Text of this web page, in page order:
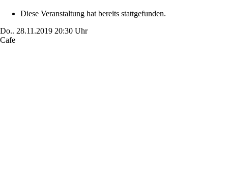
Diese Veranstaltung hat bereits stattgefunden.
Do.. 28.11.2019 20:30 Uhr
Cafe